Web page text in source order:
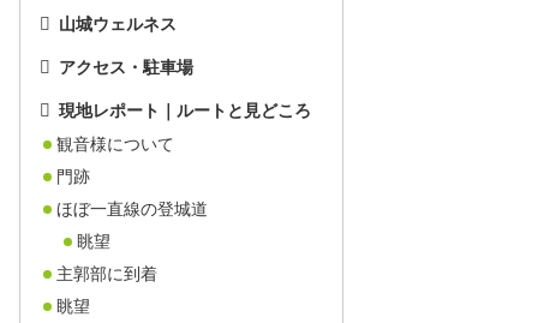
山城ウェルネス
アクセス・駐車場
現地レポート｜ルートと見どころ
観音様について
門跡
ほぼ一直線の登城道
眺望
主郭部に到着
眺望